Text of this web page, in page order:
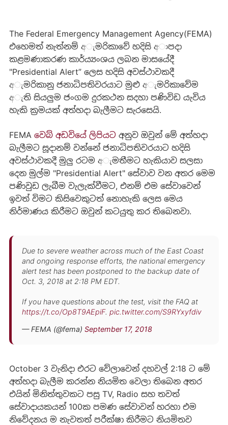
The Federal Emergency Management Agency(FEMA)
එහෙමත් නැත්නම් අැමරිකාවේ හදිසි අාපදා
කළමණාකරණ කාර්ය්‍යංශය ලබන මාසයේදී
"Presidential Alert” ලෙස හදිසි අවස්ථාවකදී
අැමරිකානු ජනාධිපතිවරයාට මුළු අැමරිකාවේම
අැති සියලුම ජංගම දුරකථන සදහා පණිවිඩ යැවිය
හැකි ක්‍රමයක් අත්හදා බැලීමට සැරසෙයි.
FEMA වෙබ් අඩවියේ ලිපියට අනුව ඔවුන් මේ අත්හදා
බැලීමට සූදානම් වන්නේ ජනාධිපතිවරයාට හදිසි
අවස්ථාවකදී මුලු රටම අැමතීමට හැකියාව සලසා
දෙන මුල්ම "Presidential Alert" සේවාව වන අතර මෙම
පණිවුඩ ලැබීම වැලැක්වීමට, එනම් එම සේවාවෙන්
ඉවත් විමට කිසිවෙකුටත් නොහැකි ලෙස මෙය
නිර්මාණය කිරීමට ඔවුන් කටයුතු කර තිබෙනවා.
Due to severe weather across much of the East Coast
and ongoing response efforts, the national emergency
alert test has been postponed to the backup date of
Oct. 3, 2018 at 2:18 PM EDT.
If you have questions about the test, visit the FAQ at
https://t.co/Op8T9AEpiF. pic.twitter.com/S9RYxyfdiv
— FEMA (@fema) September 17, 2018
October 3 වැනිදා එරට වේලාවෙන් දහවල් 2:18 ට මේ
අත්හදා බැලීම කරන්න නියමිත වෙලා තිබෙන අතර
එයින් මිනිත්තුවකට පසු TV, Radio සහ තවත්
සේවාදායකයන් 100ක පමණ සේවාවන් හරහා එම
නිවේදනය ම නැවතත් පරීක්ෂා කිරීමට නියමිතව